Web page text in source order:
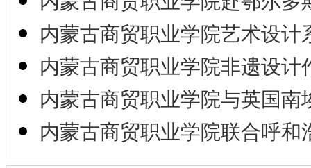
内蒙古商贸职业学院艺术设计
内蒙古商贸职业学院非遗设计
内蒙古商贸职业学院与英国南
内蒙古商贸职业学院联合呼和